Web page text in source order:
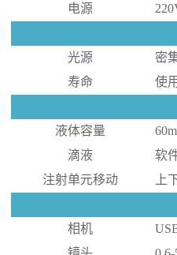
电源
光源
密
寿命
使
液体容量
滴液
软
注射单元移动
上
相机